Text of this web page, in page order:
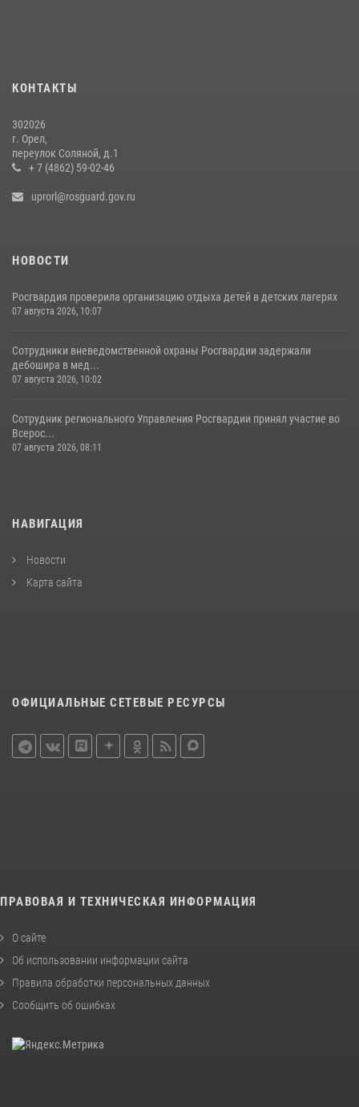
15 июля 2026, 14:49
КОНТАКТЫ
302026
г. Орел,
переулок Соляной, д.1
+ 7 (4862) 59-02-46
uprorl@rosguard.gov.ru
НОВОСТИ
Росгвардия проверила организацию отдыха детей в детских лагерях
07 августа 2026, 10:07
Сотрудники вневедомственной охраны Росгвардии задержали
дебошира в мед...
07 августа 2026, 10:02
Сотрудник регионального Управления Росгвардии принял участие во
Всерос...
07 августа 2026, 08:11
НАВИГАЦИЯ
Новости
Карта сайта
ОФИЦИАЛЬНЫЕ СЕТЕВЫЕ РЕСУРСЫ
ПРАВОВАЯ И ТЕХНИЧЕСКАЯ ИНФОРМАЦИЯ
О сайте
Об использовании информации сайта
Правила обработки персональных данных
Сообщить об ошибках